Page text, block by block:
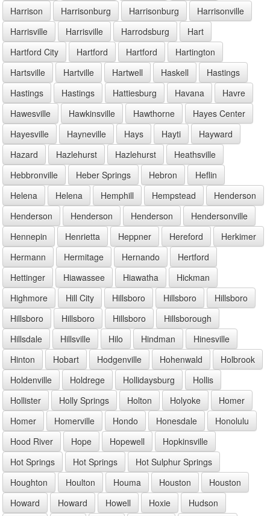
Harrison
Harrisonburg Harrisonburg
Harrisonville
Harrisville
Harrisville Harrodsburg
Hart
Hartford City
Hartford Hartford
Hartington
Hartsville
Hartville Hartwell Haskell
Hastings
Hastings
Hastings Hattiesburg Havana
Havre
Hawesville
Hawkinsville Hawthorne
Hayes Center
Hayesville
Hayneville Hays Hayti
Hayward
Hazard
Hazlehurst Hazlehurst
Heathsville
Hebbronville
Heber Springs Hebron
Heflin
Helena
Helena Hemphill Hempstead
Henderson
Henderson
Henderson Henderson
Hendersonville
Hennepin
Henrietta Heppner Hereford
Herkimer
Hermann
Hermitage Hernando
Hertford
Hettinger
Hiawassee Hiawatha
Hickman
Highmore
Hill City Hillsboro Hillsboro
Hillsboro
Hillsboro
Hillsboro Hillsboro
Hillsborough
Hillsdale
Hillsville Hilo Hindman
Hinesville
Hinton
Hobart Hodgenville Hohenwald
Holbrook
Holdenville
Holdrege Hollidaysburg
Hollis
Hollister
Holly Springs Holton Holyoke
Homer
Homer
Homerville Hondo Honesdale
Honolulu
Hood River
Hope Hopewell
Hopkinsville
Hot Springs
Hot Springs
Hot Sulphur Springs
Houghton
Houlton Houma Houston
Houston
Howard
Howard Howell Hoxie
Hudson